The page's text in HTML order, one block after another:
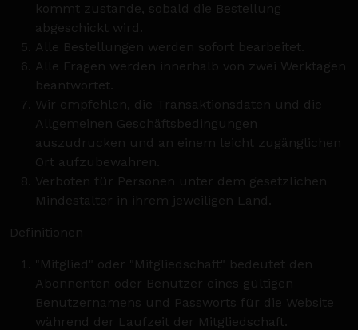
kommt zustande, sobald die Bestellung
abgeschickt wird.
Alle Bestellungen werden sofort bearbeitet.
Alle Fragen werden innerhalb von zwei Werktagen
beantwortet.
Wir empfehlen, die Transaktionsdaten und die
Allgemeinen Geschäftsbedingungen
auszudrucken und an einem leicht zugänglichen
Ort aufzubewahren.
Verboten für Personen unter dem gesetzlichen
Mindestalter in ihrem jeweiligen Land.
Definitionen
"Mitglied" oder "Mitgliedschaft" bedeutet den
Abonnenten oder Benutzer eines gültigen
Benutzernamens und Passworts für die Website
während der Laufzeit der Mitgliedschaft.